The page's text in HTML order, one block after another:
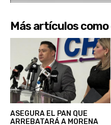
Más artículos
ASEGURA EL PAN QUE
ARREBATARÁ A MORENA